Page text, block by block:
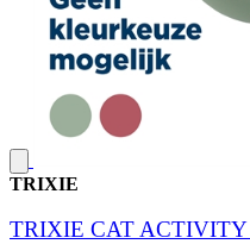
TRIXIE
TRIXIE CAT